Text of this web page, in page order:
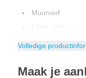
Muurverf
Hamerslag lak
Volledige
Maak je